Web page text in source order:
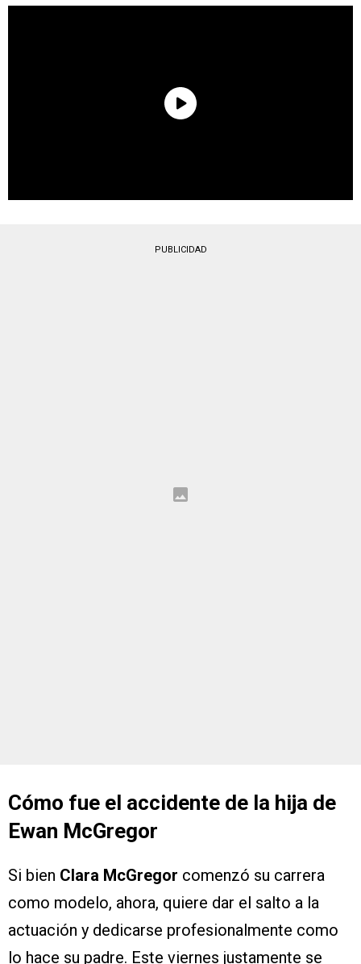
PUBLICIDAD
Cómo fue el accidente de la hija de
Ewan McGregor
Si bien Clara McGregor comenzó su carrera
como modelo, ahora, quiere dar el salto a la
actuación y dedicarse profesionalmente como
lo hace su padre. Este viernes justamente se